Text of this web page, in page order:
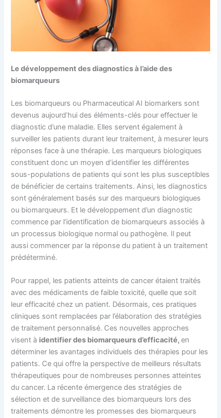
Le développement des diagnostics à l’aide des
biomarqueurs
Les biomarqueurs ou Pharmaceutical AI biomarkers sont
devenus aujourd’hui des éléments-clés pour effectuer le
diagnostic d’une maladie. Elles servent également à
surveiller les patients durant leur traitement, à mesurer leurs
réponses face à une thérapie. Les marqueurs biologiques
constituent donc un moyen d’identifier les différentes
sous-populations de patients qui sont les plus susceptibles
de bénéficier de certains traitements. Ainsi, les diagnostics
sont généralement basés sur des marqueurs biologiques
ou biomarqueurs. Et le développement d’un diagnostic
commence par l’identification de biomarqueurs associés à
un processus biologique normal ou pathogène. Il peut
aussi commencer par la réponse du patient à un traitement
prédéterminé.
Pour rappel, les patients atteints de cancer étaient traités
avec des médicaments de faible toxicité, quelle que soit
leur efficacité chez un patient. Désormais, ces pratiques
cliniques sont remplacées par l’élaboration des stratégies
de traitement personnalisé. Ces nouvelles approches
visent à identifier des biomarqueurs d’efficacité,en
déterminer les avantages individuels des thérapies pour les
patients. Ce qui offre la perspective de meilleurs résultats
thérapeutiques pour de nombreuses personnes atteintes
du cancer. La récente émergence des stratégies de
sélection et de surveillance des biomarqueurs lors des
traitements démontre les promesses des biomarqueurs